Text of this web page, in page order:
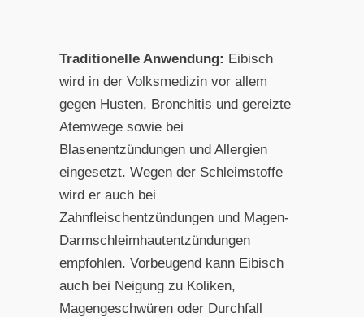
Traditionelle Anwendung: Eibisch
wird in der Volksmedizin vor allem
gegen Husten, Bronchitis und gereizte
Atemwege sowie bei
Blasenentzündungen und Allergien
eingesetzt. Wegen der Schleimstoffe
wird er auch bei
Zahnfleischentzündungen und Magen-
Darmschleimhautentzündungen
empfohlen. Vorbeugend kann Eibisch
auch bei Neigung zu Koliken,
Magengeschwüren oder Durchfall